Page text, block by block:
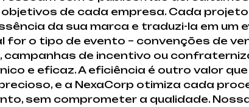
de cada empresa. Cada projeto
da sua marca e traduzi-la em um
for o tipo de evento – convenções de
de incentivo ou
e eficaz. A eficiência é outro valor
e a NexaCorp otimiza cada
sem comprometer a qualidade.